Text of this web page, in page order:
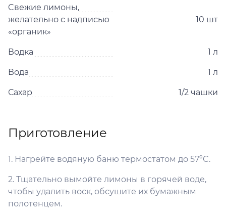
Cвежие лимоны,
желательно с надписью
«органик»
10 шт
Водка 1 л
Вода 1 л
Сахар 1/2 чашки
Приготовление
1. Нагрейте водяную баню термостатом до 57ºC.
2. Тщательно вымойте лимоны в горячей воде,
чтобы удалить воск, обсушите их бумажным
полотенцем.